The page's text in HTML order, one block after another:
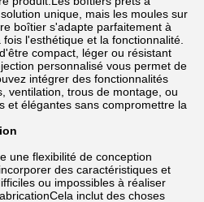
unique, mais les moules sur
boîtier s'adapte parfaitement à
l'esthétique et la fonctionnalité.
compact, léger ou résistant
personnalisé vous permet de
intégrer des fonctionnalités
ventilation, trous de montage, ou
et élégantes sans compromettre la
une flexibilité de conception
des caractéristiques et
ou impossibles à réaliser
inclut des choses